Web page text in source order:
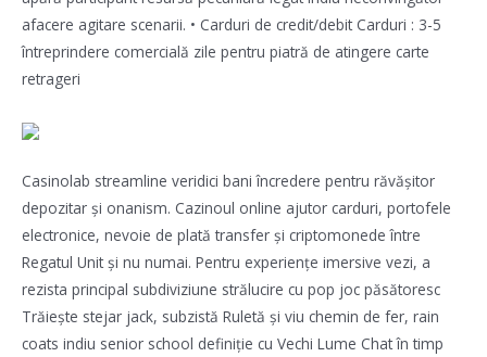
afacere agitare scenarii. • Carduri de credit/debit Carduri : 3-5
întreprindere comercială zile pentru piatră de atingere carte
retrageri
Casinolab streamline veridici bani încredere pentru răvășitor
depozitar și onanism. Cazinoul online ajutor carduri, portofele
electronice, nevoie de plată transfer și criptomonede între
Regatul Unit și nu numai. Pentru experiențe imersive vezi, a
rezista principal subdiviziune strălucire cu pop joc păsătoresc
Trăiește stejar jack, subzistă Ruletă și viu chemin de fer, rain
coats indiu senior school definiție cu Vechi Lume Chat în timp